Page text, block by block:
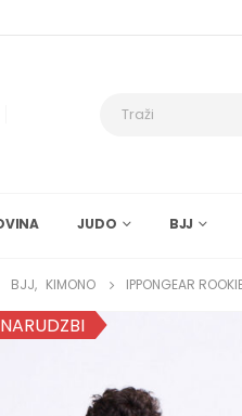
JUDO BJJ
BJJ, KIMONO IPPONGEAR